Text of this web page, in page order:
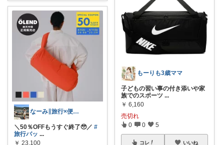
なーみ∥旅行×便利グッズ✈️🏝️
＼50％OFFもうすぐ終了🥹／ #
旅行バッ ...
￥ 23,100
もーりも3歳ママ
子どもの習い事の付き添いや家
族でのスポーツ ...
￥ 6,160
売切れ
0 0 5
コレ いいね